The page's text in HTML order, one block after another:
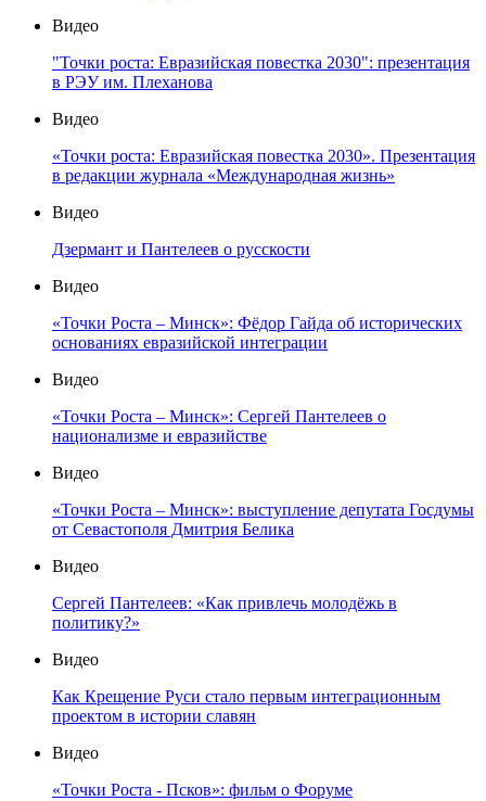
Видео
"Точки роста: Евразийская повестка 2030": презентация
в РЭУ им. Плеханова
Видео
«Точки роста: Евразийская повестка 2030». Презентация
в редакции журнала «Международная жизнь»
Видео
Дзермант и Пантелеев о русскости
Видео
«Точки Роста – Минск»: Фёдор Гайда об исторических
основаниях евразийской интеграции
Видео
«Точки Роста – Минск»: Сергей Пантелеев о
национализме и евразийстве
Видео
«Точки Роста – Минск»: выступление депутата Госдумы
от Севастополя Дмитрия Белика
Видео
Сергей Пантелеев: «Как привлечь молодёжь в
политику?»
Видео
Как Крещение Руси стало первым интеграционным
проектом в истории славян
Видео
«Точки Роста - Псков»: фильм о Форуме